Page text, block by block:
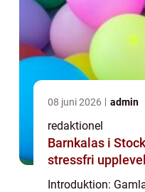
08 juni 2026 admin
redaktionel
Barnkalas i
stressfri
Introduktion: